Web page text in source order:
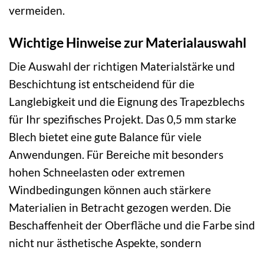
vermeiden.
Wichtige Hinweise zur Materialauswahl
Die Auswahl der richtigen Materialstärke und
Beschichtung ist entscheidend für die
Langlebigkeit und die Eignung des Trapezblechs
für Ihr spezifisches Projekt. Das 0,5 mm starke
Blech bietet eine gute Balance für viele
Anwendungen. Für Bereiche mit besonders
hohen Schneelasten oder extremen
Windbedingungen können auch stärkere
Materialien in Betracht gezogen werden. Die
Beschaffenheit der Oberfläche und die Farbe sind
nicht nur ästhetische Aspekte, sondern